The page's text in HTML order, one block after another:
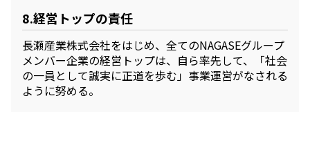
8.経営トップの責任
長瀬産業株式会社をはじめ、全てのNAGASEグループ
メンバー企業の経営トップは、自ら率先して、「社会
の一員として誠実に正道を歩む」事業運営がなされる
ように努める。